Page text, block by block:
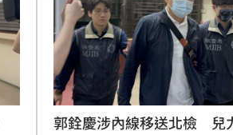
郭銓慶涉內線移送北檢 兒